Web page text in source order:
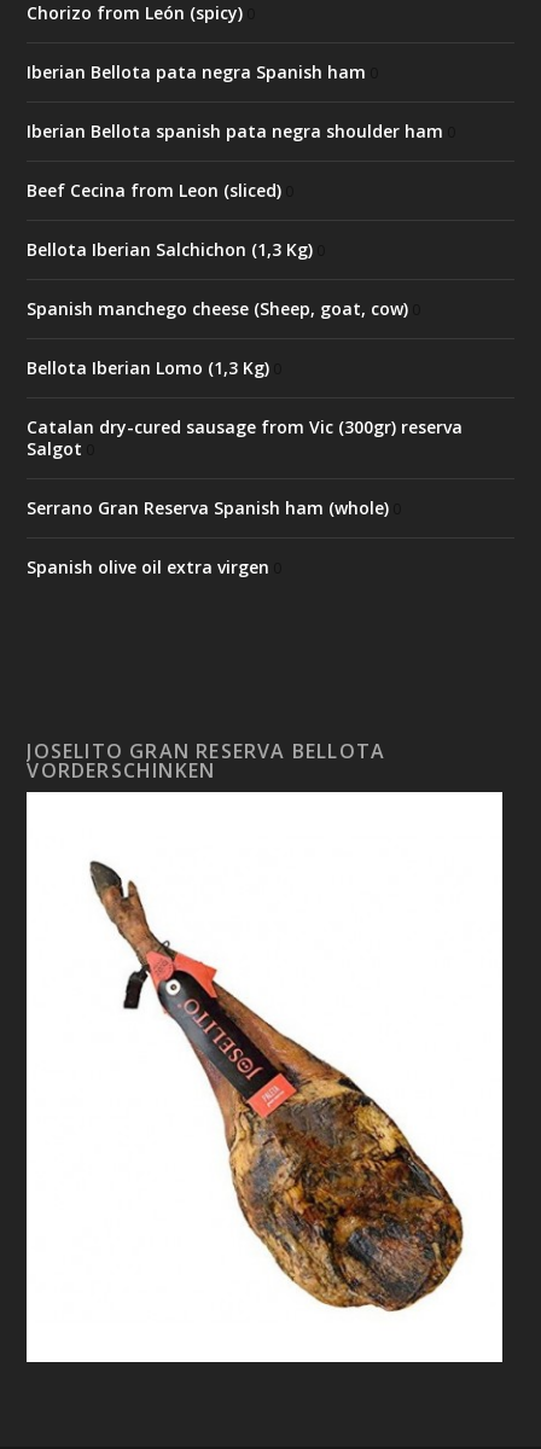
Chorizo from León (spicy)
Iberian Bellota pata negra Spanish ham
Iberian Bellota spanish pata negra shoulder ham
Beef Cecina from Leon (sliced)
Bellota Iberian Salchichon (1,3 Kg)
Spanish manchego cheese (Sheep, goat, cow)
Bellota Iberian Lomo (1,3 Kg)
Catalan dry-cured sausage from Vic (300gr) reserva
Salgot
Serrano Gran Reserva Spanish ham (whole)
Spanish olive oil extra virgen
JOSELITO GRAN RESERVA BELLOTA
VORDERSCHINKEN